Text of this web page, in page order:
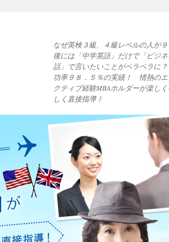
なぜ英検３級、４級レベルの人が
後には「中学英語」だけで「ビジ
話」で言いたいことがペラペラに
功率９８．５％の実績！ 情熱のエ
クティブ経験MBAホルダーが楽し
しく直接指導！